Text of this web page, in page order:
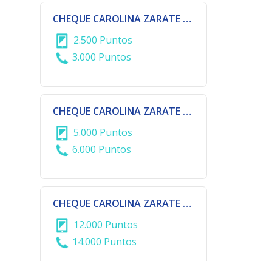
CHEQUE CAROLINA ZARATE Gs 100.000
2.500 Puntos
3.000 Puntos
CHEQUE CAROLINA ZARATE Gs 200.000
5.000 Puntos
6.000 Puntos
CHEQUE CAROLINA ZARATE Gs 500.000
12.000 Puntos
14.000 Puntos